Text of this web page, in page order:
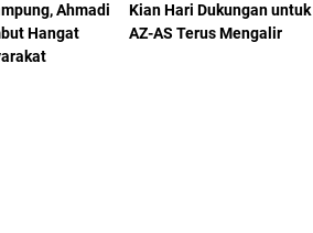
Ahmadi
Hangat
Kian Hari Dukungan untuk
AZ-AS Terus Mengalir